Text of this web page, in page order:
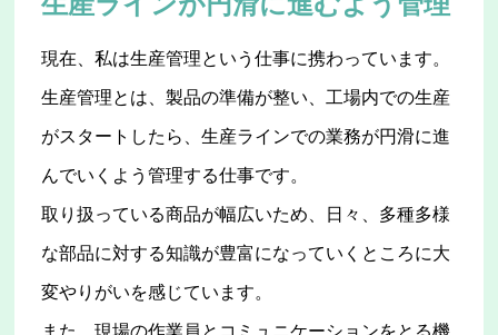
現在、私は生産管理という仕事に携わっています。
生産管理とは、製品の準備が整い、工場内での生産
がスタートしたら、生産ラインでの業務が円滑に進
んでいくよう管理する仕事です。
取り扱っている商品が幅広いため、日々、多種多様
な部品に対する知識が豊富になっていくところに大
変やりがいを感じています。